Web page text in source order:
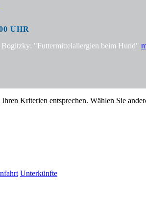
UHR
"Futtermittelallergien beim Hund"
Kriterien entsprechen. Wählen Sie
Unterkünfte